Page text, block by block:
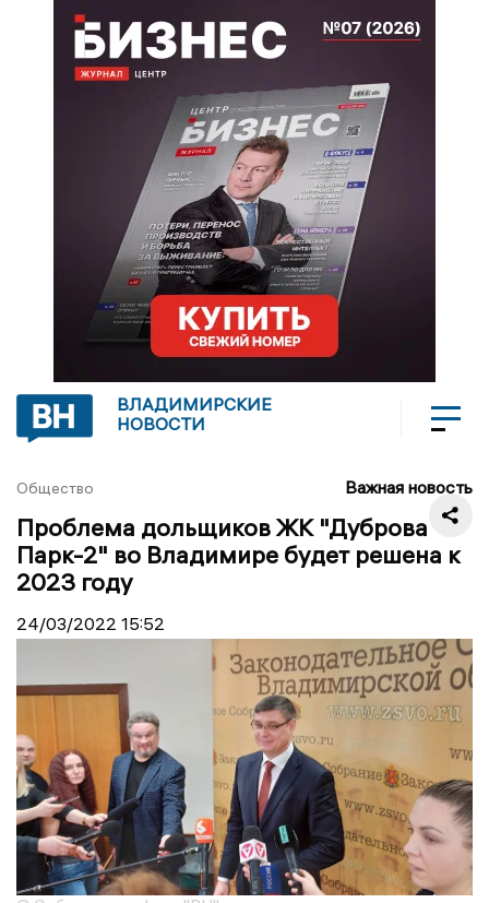
ВЛАДИМИРСКИЕ
НОВОСТИ
Общество Важная новость
Проблема дольщиков ЖК "Дуброва
Парк-2" во Владимире будет решена к
2023 году
24/03/2022 15:52